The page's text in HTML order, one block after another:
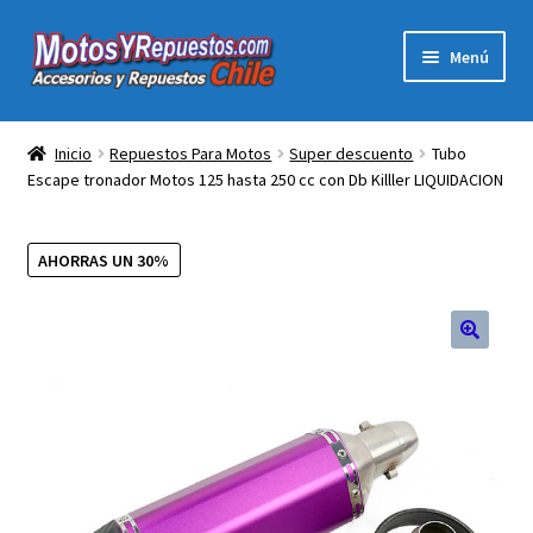
Ir
a
Ir
al
Menú
Acc y Rep Motocross Enduro
menú
Electronica Para Motos
Repuestos Para Motos
Tienda Física Motosyrepuestos
Inicio Repuestos Para Motos Super descuento
Tubo
Escape tronador Motos 125 hasta 250 cc con Db Killler LIQUIDACION
AHORRAS UN 30%